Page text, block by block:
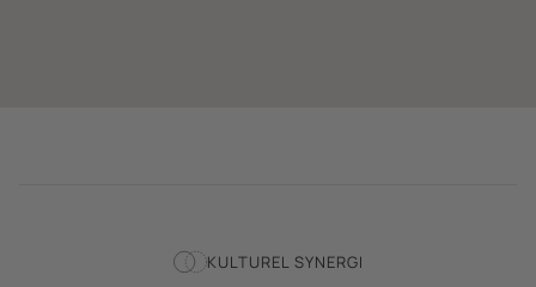
KULTUREL SYNERGI